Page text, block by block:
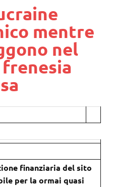
mentre
nel
finanziaria del sito
per la ormai quasi